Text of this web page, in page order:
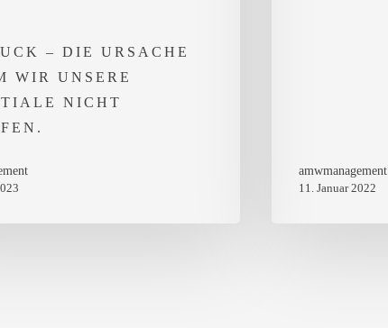
– DIE URSACHE
WIR UNSERE
NICHT
amwmanagement
11. Januar 2022